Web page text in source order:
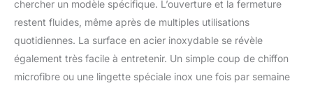
chercher un modèle spécifique. L’ouverture et la fermeture
restent fluides, même après de multiples utilisations
quotidiennes. La surface en acier inoxydable se révèle
également très facile à entretenir. Un simple coup de chiffon
microfibre ou une lingette spéciale inox une fois par semaine